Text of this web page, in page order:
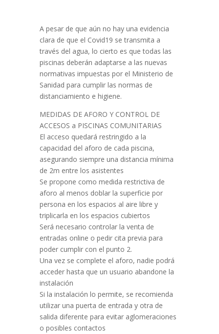
A pesar de que aún no hay una evidencia
clara de que el Covid19 se transmita a
través del agua, lo cierto es que todas las
piscinas deberán adaptarse a las nuevas
normativas impuestas por el Ministerio de
Sanidad para cumplir las normas de
distanciamiento e higiene.
MEDIDAS DE AFORO Y CONTROL DE
ACCESOS a PISCINAS COMUNITARIAS
El acceso quedará restringido a la
capacidad del aforo de cada piscina,
asegurando siempre una distancia mínima
de 2m entre los asistentes
Se propone como medida restrictiva de
aforo al menos doblar la superficie por
persona en los espacios al aire libre y
triplicarla en los espacios cubiertos
Será necesario controlar la venta de
entradas online o pedir cita previa para
poder cumplir con el punto 2.
Una vez se complete el aforo, nadie podrá
acceder hasta que un usuario abandone la
instalación
Si la instalación lo permite, se recomienda
utilizar una puerta de entrada y otra de
salida diferente para evitar aglomeraciones
o posibles contactos